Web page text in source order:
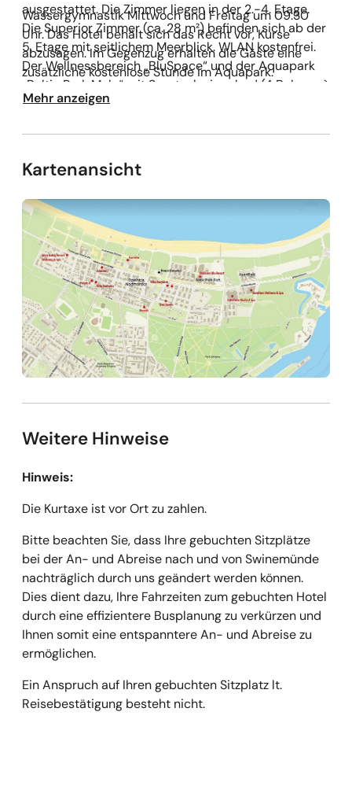
ausgestattet. Die Zimmer liegen in der 2.-4. Etage.
Die Superior Zimmer (ca. 28 m²) befinden sich ab der
5. Etage mit seitlichem Meerblick. WLAN kostenfrei.
Der Wellnessbereich „BluSpace“ und der Aquapark
„Baltic Park Molo“ mit Sportschwimmbad (4 Bahnen à
25 m), Erlebnisbecken, Wellenbad, Kinderbecken, vier
Mahlzeiten werden als Buffet im Restaurant „The
Larder“ eingenommen.
Wassergymnastik Mittwoch und Freitag um 09:30
Uhr. Das Hotel behält sich das Recht vor, Kurse
abzusagen. Im Gegenzug erhalten die Gäste eine
zusätzliche kostenlose Stunde im Aquapark.
Mehr anzeigen
Kartenansicht
Weitere Hinweise
Hinweis:
Die Kurtaxe ist vor Ort zu zahlen.
Bitte beachten Sie, dass Ihre gebuchten Sitzplätze
bei der An- und Abreise nach und von Swinemünde
nachträglich durch uns geändert werden können.
Dies dient dazu, Ihre Fahrzeiten zum gebuchten Hotel
durch eine effizientere Busplanung zu verkürzen und
Ihnen somit eine entspanntere An- und Abreise zu
ermöglichen.
Ein Anspruch auf Ihren gebuchten Sitzplatz lt.
Reisebestätigung besteht nicht.